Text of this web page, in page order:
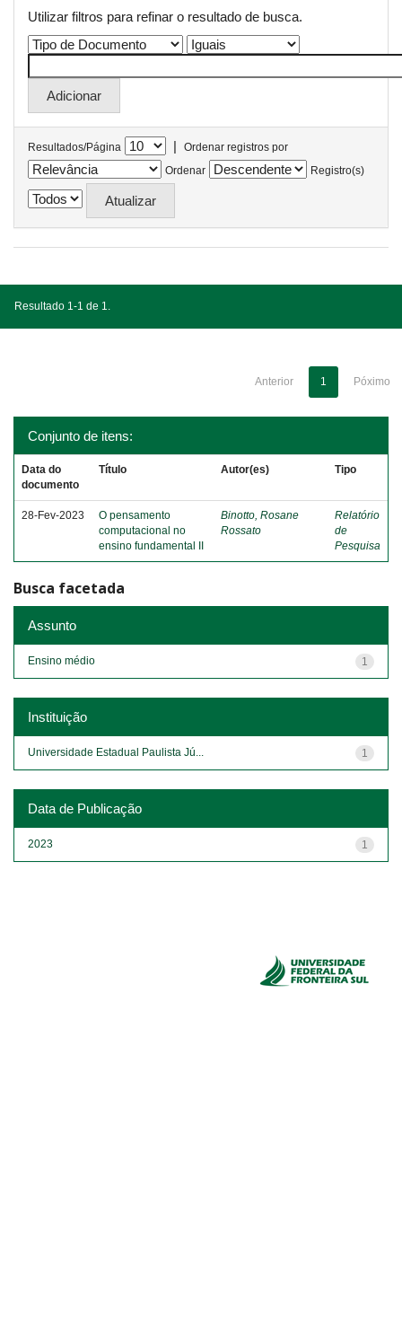
Utilizar filtros para refinar o resultado de busca.
Resultados/Página |
Ordenar registros por
Ordenar
Registro(s)
Resultado 1-1 de 1.
Anterior 1 Póximo
Conjunto de itens:
Data do
documento
Título Autor(es) Tipo
28-Fev-2023
O pensamento
computacional no
ensino fundamental II
Binotto, Rosane
Rossato
Relatório
de
Pesquisa
Busca facetada
Assunto
1
Ensino médio
Instituição
1
Universidade Estadual Paulista Jú...
Data de Publicação
1
2023